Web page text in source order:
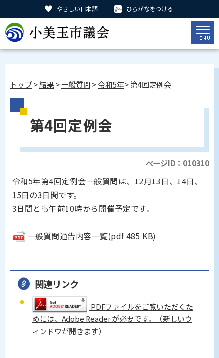
やさしい日本語 ひらがなをつける
トップ>結果>一般質問>令和5年> 第4回定例会
第4回定例会
ページID：010310
令和5年第4回定例会一般質問は、12月13日、14日、
15日の3日間です。
3日間とも午前10時から開催予定です。
一般質問通告内容一覧(pdf 485 KB)
関連リンク
PDFファイルをご覧いただくた
めには、Adobe Reader が必要です。（新しいウ
ィンドウが開きます）